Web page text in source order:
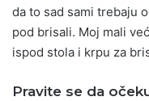
da to sad sami trebaju
pod brisali. Moj mali
ispod stola i krpu za
Pravite se da